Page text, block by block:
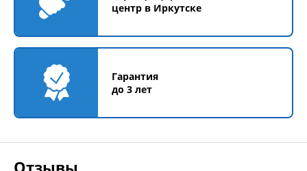
центр в Иркутске
Гарантия
до 3 лет
Отзывы